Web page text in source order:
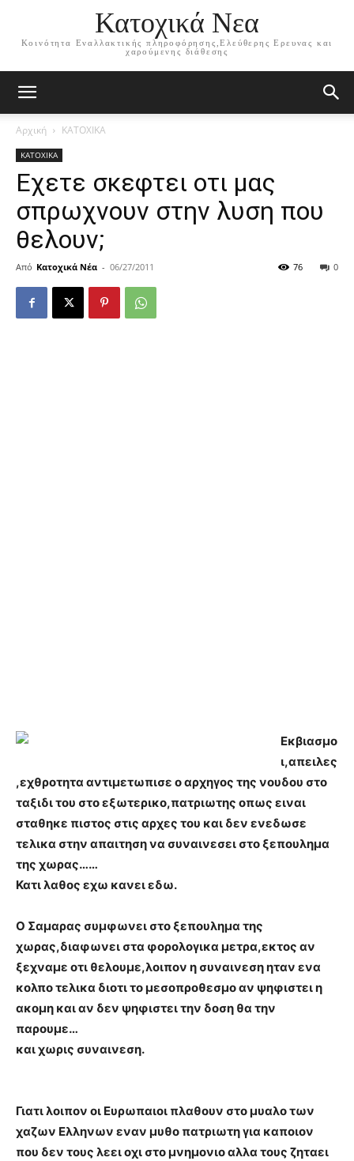
Κατοχικά Νεα
Κοινότητα Εναλλακτικής πληροφόρησης,Ελεύθερης Ερευνας και
χαρούμενης διάθεσης
Αρχική ΚΑΤΟΧΙΚΑ
ΚΑΤΟΧΙΚΑ
Εχετε σκεφτει οτι μας
σπρωχνουν στην λυση που
θελουν;
Από Κατοχικά Νέα - 06/27/2011 0
76
Εκβιασμο
ι,απειλες
,εχθροτητα αντιμετωπισε ο αρχηγος της νουδου στο
ταξιδι του στο εξωτερικο,πατριωτης οπως ειναι
σταθηκε πιστος στις αρχες του και δεν ενεδωσε
τελικα στην απαιτηση να συναινεσει στο ξεπουλημα
της χωρας……
Κατι λαθος εχω κανει εδω.
Ο Σαμαρας συμφωνει στο ξεπουλημα της
χωρας,διαφωνει στα φορολογικα μετρα,εκτος αν
ξεχναμε οτι θελουμε,λοιπον η συναινεση ηταν ενα
κολπο τελικα διοτι το μεσοπροθεσμο αν ψηφιστει η
ακομη και αν δεν ψηφιστει την δοση θα την
παρουμε…
και χωρις συναινεση.
Γιατι λοιπον οι Ευρωπαιοι πλαθουν στο μυαλο των
χαζων Ελληνων εναν μυθο πατριωτη για καποιον
που δεν τους λεει οχι στο μνημονιο αλλα τους ζηταει